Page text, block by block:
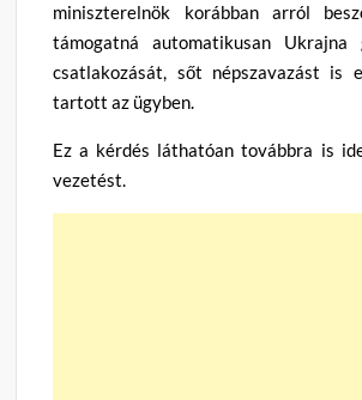
miniszterelnök korábban arról
támogatná automatikusan
csatlakozását, sőt népszavazást is
tartott az ügyben.
Ez a kérdés láthatóan továbbra is
vezetést.